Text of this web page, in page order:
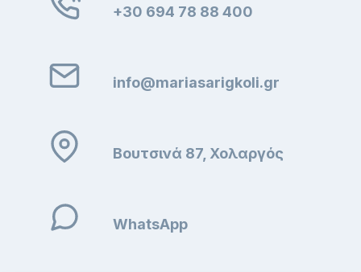
+30 694 78 88 400
info@mariasarigkoli.gr
Βουτσινά 87, Χολαργός
WhatsApp